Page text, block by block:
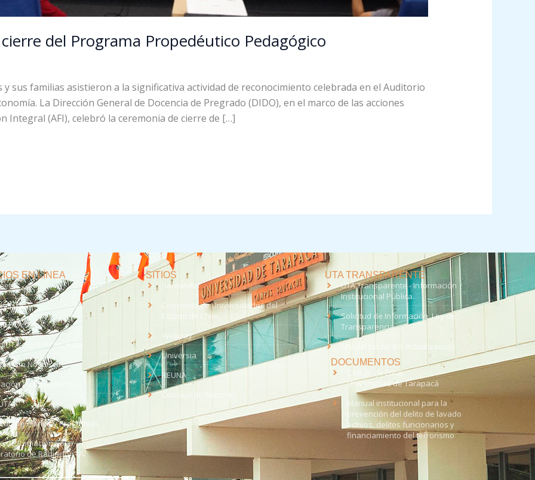
del Programa Propedéutico Pedagógico
sus familias asistieron a la significativa actividad de reconocimiento celebrada en el Auditorio
La Dirección General de Docencia de Pregrado (DIDO), en el marco de las acciones
Integral (AFI), celebró la ceremonia de cierre de […]
EN LÍNEA
UTA
UTAmed
UTA - 95.9 FM en Arica
con Nosotros
de Documentos
de Planes y Programas
de Radiación Solar -
de Radiación UV
SITIOS
Santander
Consorcio de Universidades del
Estado de Chile
Webpay
Universia
REUNA
UTA TRANSPARENTE
UTA Transparente - Información
Institucional Pública.
Solicitud de Información, Ley de
Transparencia
Ley del Lobby (En Actualización)
DOCUMENTOS
Código de Ética
Universidad de Tarapacá
Manual institucional para la
prevención del delito de lavado
activos, delitos funcionarios y
financiamiento del terrorismo